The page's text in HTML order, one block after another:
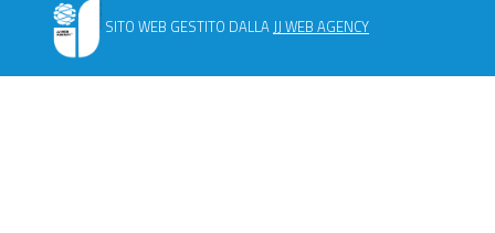
SITO WEB GESTITO DALLAJJ WEB AGENCY